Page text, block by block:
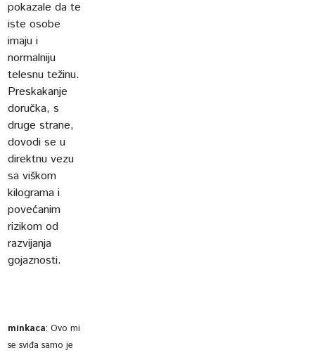
pokazale da te
iste osobe
imaju i
normalniju
telesnu težinu.
Preskakanje
doručka, s
druge strane,
dovodi se u
direktnu vezu
sa viškom
kilograma i
povećanim
rizikom od
razvijanja
gojaznosti.
minkaca:Ovo mi
se sviđa samo je